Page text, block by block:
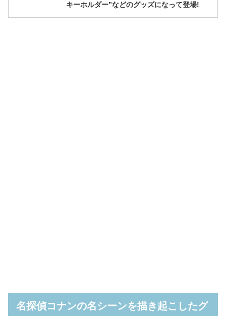
キーホルダー”などのグッズになって登場!
名探偵コナンの名シーンを描き起こしたグ